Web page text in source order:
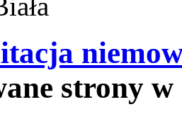
strony